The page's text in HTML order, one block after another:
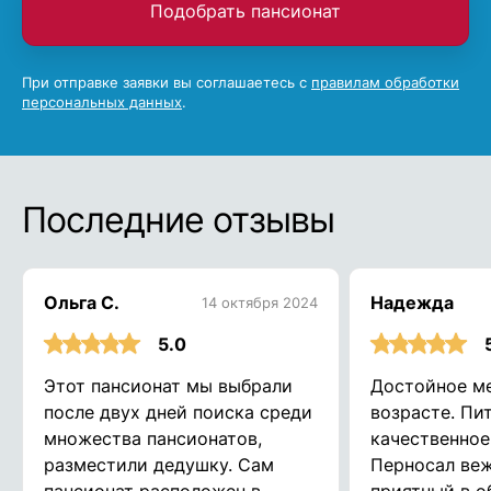
Подобрать пансионат
При отправке заявки вы соглашаетесь с правилам обработки
персональных данных.
Последние отзывы
Ольга С. 14 октября 2024
5.0
Этот пансионат мы выбрали
после двух дней поиска среди
множества пансионатов,
разместили дедушку. Сам
Надежда
Достойное
возрасте.
Перносал